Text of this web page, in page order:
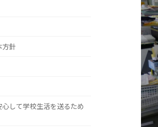
方針
心して学校生活を送るため